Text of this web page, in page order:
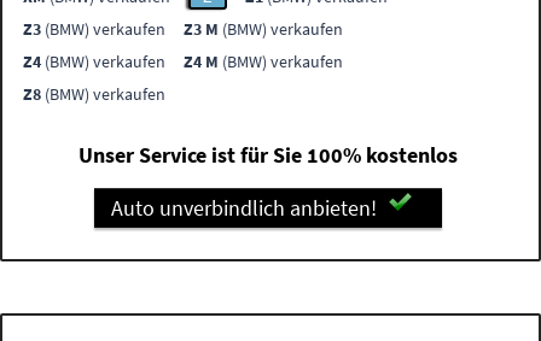
Z3 (BMW) verkaufen Z3 M (BMW) verkaufen
Z4 (BMW) verkaufen Z4 M (BMW) verkaufen
Z8 (BMW) verkaufen
Unser Service ist für Sie 100% kostenlos
Auto unverbindlich anbieten!